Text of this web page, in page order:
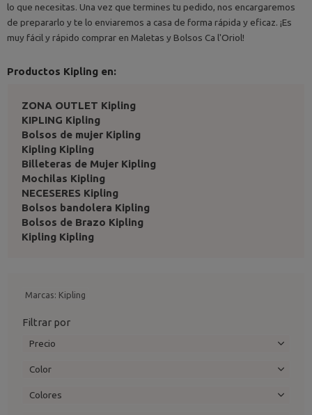
lo que necesitas. Una vez que termines tu pedido, nos encargaremos
de prepararlo y te lo enviaremos a casa de forma rápida y eficaz. ¡Es
muy fácil y rápido comprar en Maletas y Bolsos Ca l'Oriol!
Productos Kipling en:
ZONA OUTLET Kipling
KIPLING Kipling
Bolsos de mujer Kipling
Kipling Kipling
Billeteras de Mujer Kipling
Mochilas Kipling
NECESERES Kipling
Bolsos bandolera Kipling
Bolsos de Brazo Kipling
Kipling Kipling
Marcas: Kipling
Filtrar por
Precio
Color
Colores